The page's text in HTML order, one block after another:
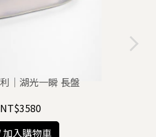
大渕由香利｜湖光一瞬 長盤
NT$3580
加入購物車